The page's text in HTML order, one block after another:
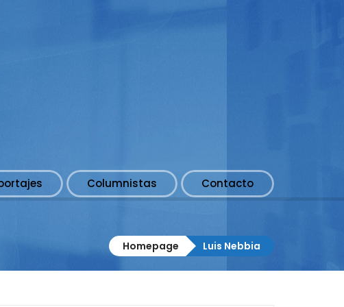
Columnistas Contacto
Homepage Luis Nebbia